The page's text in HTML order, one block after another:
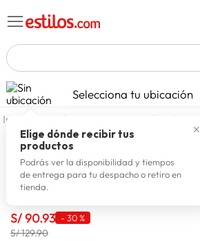
TÉRMINOS MÁS BUSCADOS
1. zapatillas mujer
2. celulares
3. zapatillas hombre
4. moda
6. tv
Selecciona tu ubicación
✕
Elige dónde recibir tus
productos
Podrás ver la disponibilidad y tiempos
de entrega para tu despacho o retiro en
tienda.
moda y accesorios hombre
BRONCO
Jean Hombre Bronco Tukson
S/90.93 - 30 %
S/ 129.90